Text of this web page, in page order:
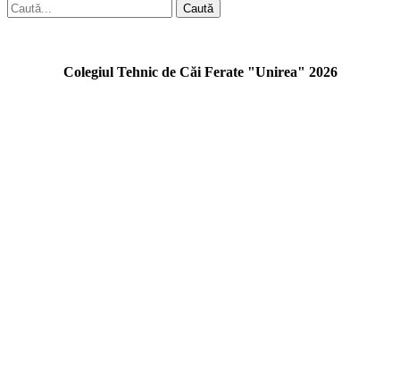
Caută
Colegiul Tehnic de Căi Ferate "Unirea" 2026